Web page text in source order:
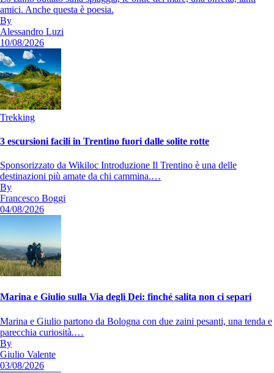
amici. Anche questa è poesia.
By
Alessandro Luzi
10/08/2026
Trekking
3 escursioni facili in Trentino fuori dalle solite rotte
Sponsorizzato da Wikiloc Introduzione Il Trentino è una delle
destinazioni più amate da chi cammina.…
By
Francesco Boggi
04/08/2026
Marina e Giulio sulla Via degli Dei: finché salita non ci separi
Marina e Giulio partono da Bologna con due zaini pesanti, una tenda e
parecchia curiosità.…
By
Giulio Valente
03/08/2026